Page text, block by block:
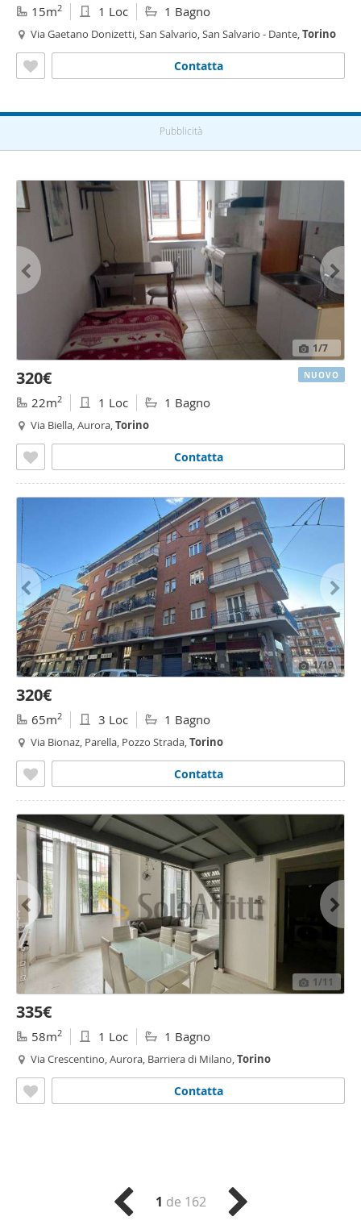
15m2 1 Loc 1 Bagno
Via Gaetano Donizetti, San Salvario, San Salvario - Dante,Torino
Contatta
Pubblicità
1/7
320€
22m2 1 Loc 1 Bagno
Via Biella, Aurora,Torino
Contatta
NUOVO
1/19
320€
65m2 3 Loc 1 Bagno
Via Bionaz, Parella, Pozzo Strada,Torino
Contatta
1/11
335€
58m2 1 Loc 1 Bagno
Via Crescentino, Aurora, Barriera di Milano,Torino
Contatta
1 de 162